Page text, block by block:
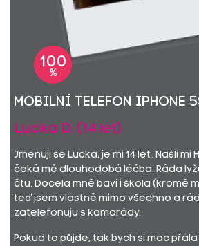
100
%
mobilní telefon iPhone
Lucka D. (14 let)
Jmenuji se Lucka, je mi 14 let. Našli mi
čeká mě dlouhodobá léčba. Ráda
čtu. Docela mně baví i škola (kromě
teď jsem vlastně mimo všechno a
zatelefonuju s kamarády.
Pokud to půjde, tak bych si moc přála